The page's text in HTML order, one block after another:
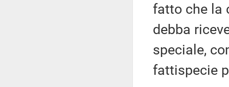
fatto che la
debba
speciale,
fattispecie